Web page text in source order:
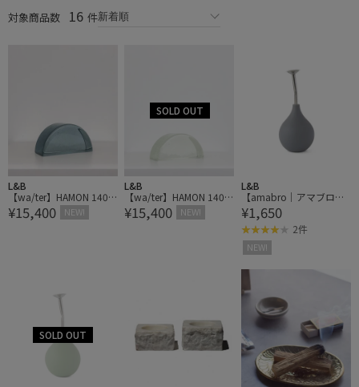
対象商品数 16 件
L&B
【wa/ter】HAMON 140φ
Bookend
¥15,400 NEW!
L&B
【wa/ter】HAMON 140φ
Bookend
¥15,400 NEW!
L&B
【amabro｜アマブロ】S
PRINKLER BALL スプリン
クラーボール
¥1,650
2件
NEW!